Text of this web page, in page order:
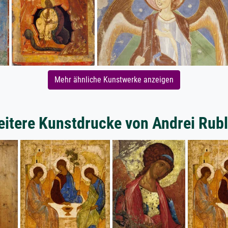
Mehr ähnliche Kunstwerke anzeigen
Kunstdrucke von Andrei